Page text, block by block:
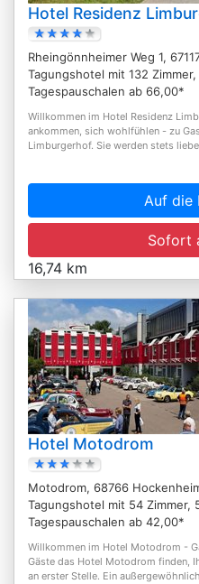
Hotel Residenz
Rheingönnheimer Weg 1,
Tagungshotel mit 132
Tagespauschalen ab 66,00*
Willkommen im Hotel Residenz
ankommen, sich wohlfühlen - zu
Limburgerhof. Sie werden stets
Auf die
Sofort
16,74 km
Hotel Motodrom
Motodrom, 68766
Tagungshotel mit 54 Zimmer,
Tagespauschalen ab 42,00*
Willkommen im Hotel Motodrom -
Gäste das Hotel Motodrom finden,
an erster Stelle. Ein